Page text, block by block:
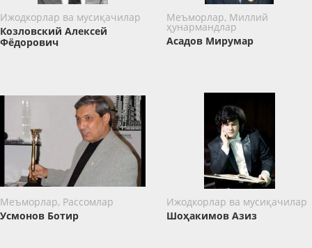
Ижодкорлар ва мусиқачилар
Козловский Алексей
Фёдорович
Меъморлар, Миллий
ҳунармандлар
Асадов Мирумар
Меъморлар, Рассомлар
Усмонов Ботир
Ижодкорлар ва мусиқачилар
Шоҳакимов Азиз